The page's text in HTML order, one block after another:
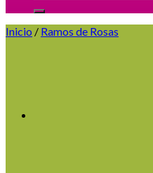
Inicio / Ramos de Rosas